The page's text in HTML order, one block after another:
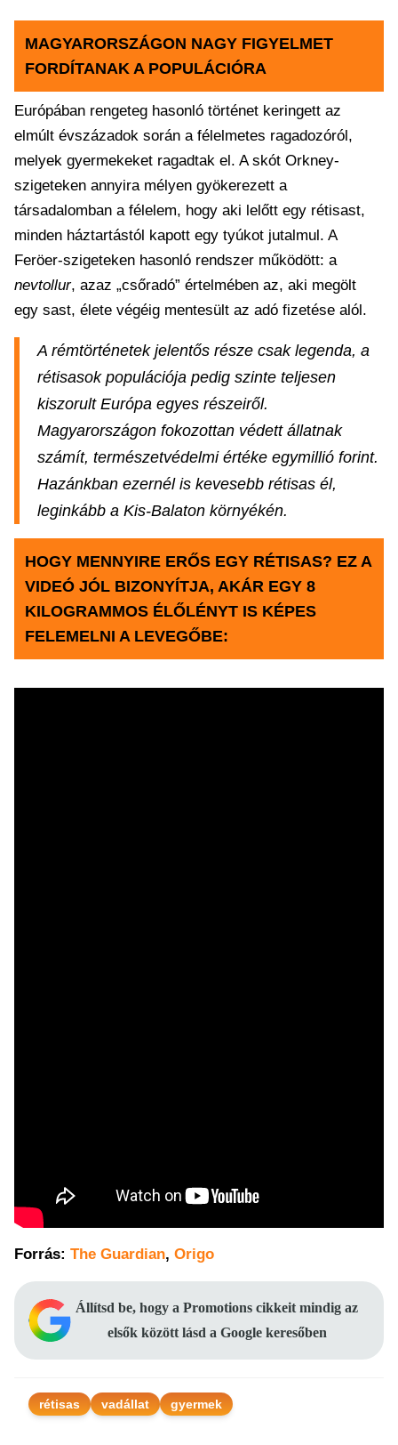
MAGYARORSZÁGON NAGY FIGYELMET
FORDÍTANAK A POPULÁCIÓRA
Európában rengeteg hasonló történet keringett az
elmúlt évszázadok során a félelmetes ragadozóról,
melyek gyermekeket ragadtak el. A skót Orkney-
szigeteken annyira mélyen gyökerezett a
társadalomban a félelem, hogy aki lelőtt egy rétisast,
minden háztartástól kapott egy tyúkot jutalmul. A
Feröer-szigeteken hasonló rendszer működött: a
nevtollur, azaz „csőradó” értelmében az, aki megölt
egy sast, élete végéig mentesült az adó fizetése alól.
A rémtörténetek jelentős része csak legenda, a
rétisasok populációja pedig szinte teljesen
kiszorult Európa egyes részeiről.
Magyarországon fokozottan védett állatnak
számít, természetvédelmi értéke egymillió forint.
Hazánkban ezernél is kevesebb rétisas él,
leginkább a Kis-Balaton környékén.
HOGY MENNYIRE ERŐS EGY RÉTISAS? EZ A
VIDEÓ JÓL BIZONYÍTJA, AKÁR EGY 8
KILOGRAMMOS ÉLŐLÉNYT IS KÉPES
FELEMELNI A LEVEGŐBE:
Forrás: The Guardian, Origo
Állítsd be, hogy a Promotions cikkeit mindig az
elsők között lásd a Google keresőben
rétisas vadállat gyermek